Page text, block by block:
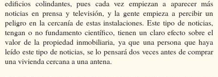
edificios colindantes, pues cada vez empiezan a aparecer más
noticias en prensa y televisión, y la gente empieza a percibir un
peligro en la cercanía de estas instalaciones. Este tipo de noticias,
tengan o no fundamento científico, tienen un claro efecto sobre el
valor de la propiedad inmobiliaria, ya que una persona que haya
leído este tipo de noticias, se lo pensará dos veces antes de comprar
una vivienda cercana a una antena.